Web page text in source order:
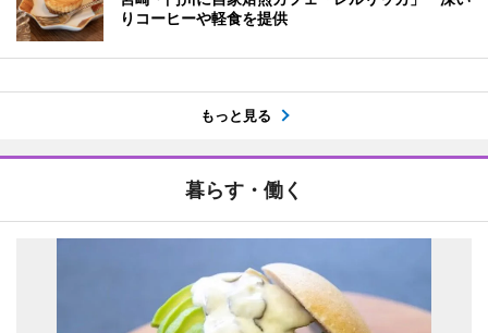
りコーヒーや軽食を提供
もっと見る
暮らす・働く